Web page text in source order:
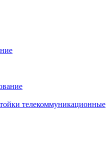
телекоммуникационные